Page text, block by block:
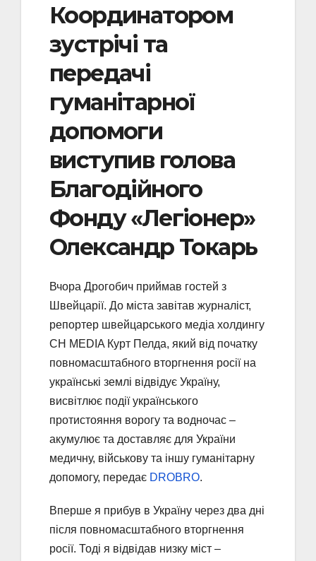
Координатором
зустрічі та
передачі
гуманітарної
допомоги
виступив голова
Благодійного
Фонду «Легіонер»
Олександр Токарь
Вчора Дрогобич приймав гостей з
Швейцарії. До міста завітав журналіст,
репортер швейцарського медіа холдингу
CH MEDIA Курт Пелда, який від початку
повномасштабного вторгнення росії на
українські землі відвідує Україну,
висвітлює події українського
протистояння ворогу та водночас –
акумулює та доставляє для України
медичну, військову та іншу гуманітарну
допомогу, передає DROBRO.
Вперше я прибув в Україну через два дні
після повномасштабного вторгнення
росії. Тоді я відвідав низку міст –